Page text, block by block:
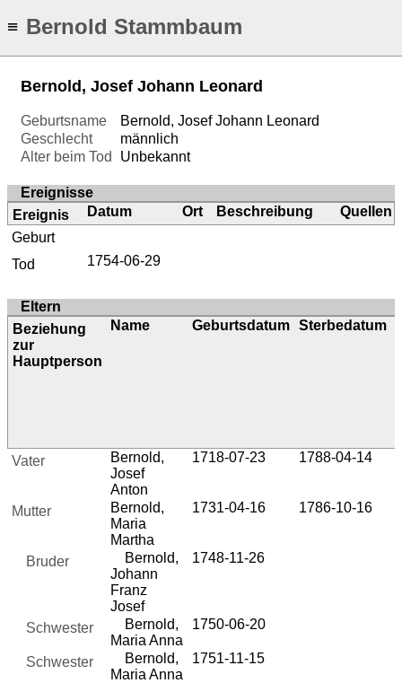
≡ Bernold Stammbaum
Bernold, Josef Johann Leonard
Geburtsname
Bernold, Josef Johann Leonard
Geschlecht
männlich
Alter beim Tod
Unbekannt
Ereignisse
Ereignis
Datum Ort Beschreibung
Quellen
Geburt
Tod
1754-06-29
Eltern
Beziehung
zur
Hauptperson
Name Geburtsdatum Sterbedatum
Vater
Bernold,
Josef
Anton
1718-07-23 1788-04-14
Mutter
Bernold,
Maria
Martha
1731-04-16 1786-10-16
Bruder
Bernold,
Johann
Franz
Josef
1748-11-26
Schwester
Bernold,
Maria Anna
1750-06-20
Schwester
Bernold,
Maria Anna
1751-11-15